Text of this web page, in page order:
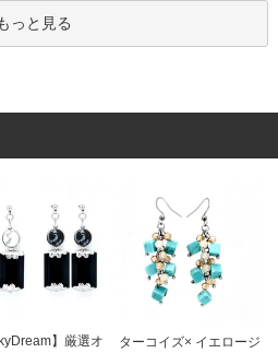
っと見る
】厳選オ
ターコイズ× イエロージ